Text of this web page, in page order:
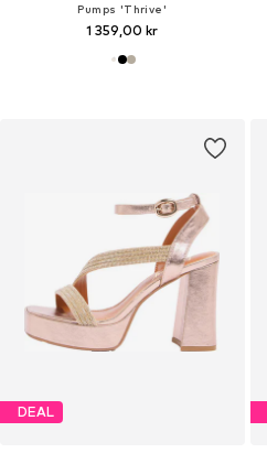
Pumps 'Thrive'
1 359,00 kr
DEAL